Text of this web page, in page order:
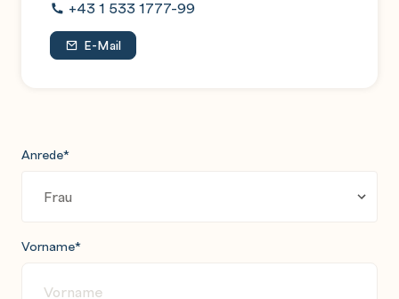
+43 1 533 1777-99
E-Mail
Anrede*
Vorname*